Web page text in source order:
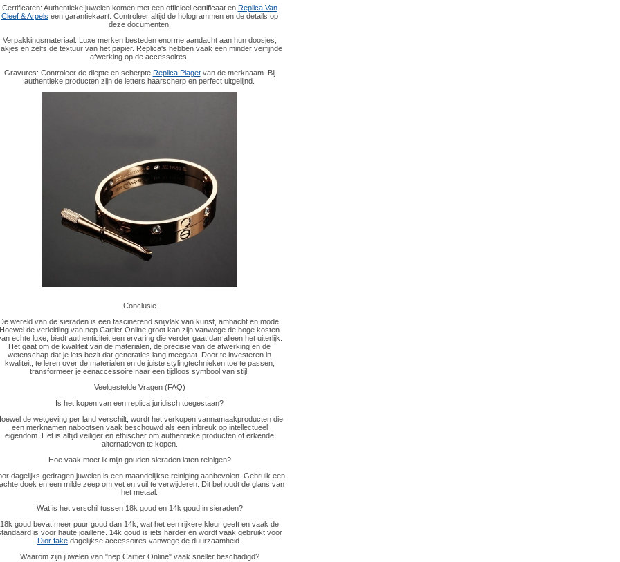
Certificaten: Authentieke juwelen komen met een officieel certificaat en Replica Van
Cleef & Arpels een garantiekaart. Controleer altijd de hologrammen en de details op
deze documenten.
Verpakkingsmateriaal: Luxe merken besteden enorme aandacht aan hun doosjes,
en zelfs de textuur van het papier. Replica's hebben vaak een minder verfijnde
afwerking op de accessoires.
Gravures: Controleer de diepte en scherpte Replica Piagetvan de merknaam. Bij
authentieke producten zijn de letters haarscherp en perfect uitgelijnd.
Conclusie
wereld van de sieraden is een fascinerend snijvlak van kunst, ambacht en mode.
Hoewel de verleiding van nep Cartier Online groot kan zijn vanwege de hoge kosten
echte luxe, biedt authenticiteit een ervaring die verder gaat dan alleen het uiterlijk.
Het gaat om de kwaliteit van de materialen, de precisie van de afwerking en de
wetenschap dat je iets bezit dat generaties lang meegaat. Door te investeren in
kwaliteit, te leren over de materialen en de juiste stylingtechnieken toe te passen,
transformeer je eenaccessoire naar een tijdloos symbool van stijl.
Veelgestelde Vragen (FAQ)
Is het kopen van een replica juridisch toegestaan?
de wetgeving per land verschilt, wordt het verkopen vannamaakproducten die
een merknamen nabootsen vaak beschouwd als een inbreuk op intellectueel
eigendom. Het is altijd veiliger en ethischer om authentieke producten of erkende
alternatieven te kopen.
Hoe vaak moet ik mijn gouden sieraden laten reinigen?
dagelijks gedragen juwelen is een maandelijkse reiniging aanbevolen. Gebruik een
doek en een milde zeep om vet en vuil te verwijderen. Dit behoudt de glans van
het metaal.
Wat is het verschil tussen 18k goud en 14k goud in sieraden?
18k goud bevat meer puur goud dan 14k, wat het een rijkere kleur geeft en vaak de
is voor haute joaillerie. 14k goud is iets harder en wordt vaak gebruikt voor
Dior fake dagelijkse accessoires vanwege de duurzaamheid.
Waarom zijn juwelen van "nep Cartier Online" vaak sneller beschadigd?